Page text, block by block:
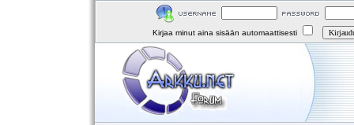
Kirjaa minut aina sisään automaattisesti